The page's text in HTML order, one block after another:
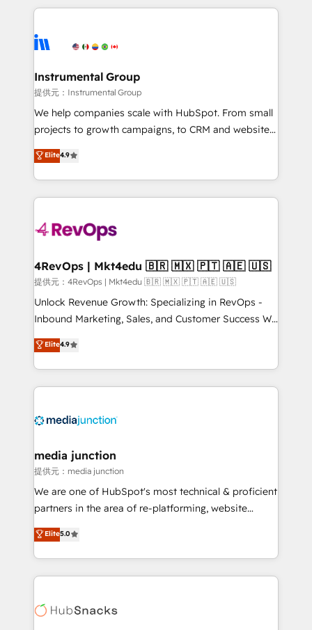
teams has worked with clients just like you Let’s
explore whether S2 is the partner you’ve been
eminent solutions & integrations. Trust us to
Elite Partners with 10+ years of HubSpot experience
Premier Partner 2023 🌟5 HubSpot Accreditations 🌟
Won HubSpot Theme Challenge 2021 🌟INBOUND’19
HubSpot Rising Star Why us? Harnessing the full
potential of the powerful HubSpot CRM. ✔️A team of
HubSpot experience ✔️Flexible pricing models —
Hourly-fee (assigned one Dedicated HubSpot
requirement). ✔️Helped over 25,000+ customers so
far with our HubSpot solutions. ✔️Bespoke apps &
on-demand bundle services. Connect with us today!
Instrumental Group
提供元：Instrumental Group
We help companies scale with HubSpot. From small
projects to growth campaigns, to CRM and websites.
Hire an agency that's experienced in every inch of
HubSpot and willing to work hand-in-hand with your
team to simplify the complex and build a better
experience for your team and customers.
Elite4.9
4RevOps | Mkt4edu 🇧🇷 🇲🇽 🇵🇹 🇦🇪 🇺🇸
提供元：4RevOps | Mkt4edu 🇧🇷 🇲🇽 🇵🇹 🇦🇪 🇺🇸
Unlock Revenue Growth: Specializing in RevOps -
Inbound Marketing, Sales, and Customer Success We
specialize in driving revenue growth for companies
across industries through tailored marketing, sales,
and customer success strategies, utilizing RevOps
methodologies. As Latin America's largest HubSpot
offer unparalleled insights. Operating in five
Mexico, USA, and Portugal—we've executed over a
hundred successful operations. Our approach,
rooted in RevOps principles, integrates analysis,
training, planning, and qualification. Leveraging
inbound marketing tactics, we focus on
understanding, nurturing, and converting leads.
competitive market.
Elite4.9
media junction
提供元：media junction
We are one of HubSpot's most technical & proficient
partners in the area of re-platforming, website
design & development. We specialize in multi-hub
implementations for mid-market & enterprise
companies. We are woman-owned, powered by
coffee, and we ❤️ dogs. We produce award-winning
Impact Award 🏆2022 Technical Expertise Impact
Elite5.0